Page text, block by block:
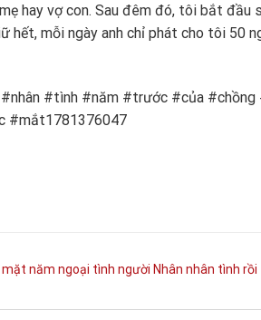
hay vợ con. Sau đêm đó, tôi bắt đầu
hết, mỗi ngày anh chỉ phát cho tôi 50
#tình #năm #trước #của
#mắt1781376047
mặt năm ngoại tình người Nhân nhân tình rồi